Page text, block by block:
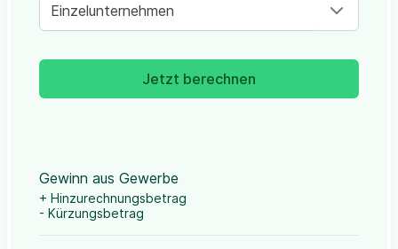
Einzelunternehmen
Jetzt berechnen
Gewinn aus Gewerbe
+ Hinzurechnungsbetrag
- Kürzungsbetrag